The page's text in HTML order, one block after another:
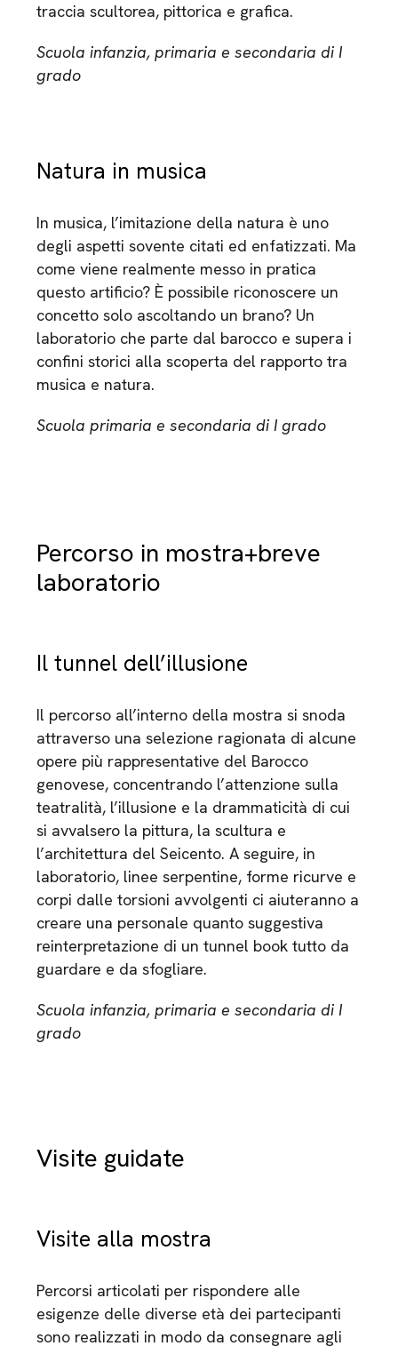
traccia scultorea, pittorica e grafica.
Scuola infanzia, primaria e secondaria di I
grado
Natura in musica
In musica, l’imitazione della natura è uno
degli aspetti sovente citati ed enfatizzati. Ma
come viene realmente messo in pratica
questo artificio? È possibile riconoscere un
concetto solo ascoltando un brano? Un
laboratorio che parte dal barocco e supera i
confini storici alla scoperta del rapporto tra
musica e natura.
Scuola primaria e secondaria di I grado
Percorso in mostra+breve
laboratorio
Il tunnel dell’illusione
Il percorso all’interno della mostra si snoda
attraverso una selezione ragionata di alcune
opere più rappresentative del Barocco
genovese, concentrando l’attenzione sulla
teatralità, l’illusione e la drammaticità di cui
si avvalsero la pittura, la scultura e
l’architettura del Seicento. A seguire, in
laboratorio, linee serpentine, forme ricurve e
corpi dalle torsioni avvolgenti ci aiuteranno a
creare una personale quanto suggestiva
reinterpretazione di un tunnel book tutto da
guardare e da sfogliare.
Scuola infanzia, primaria e secondaria di I
grado
Visite guidate
Visite alla mostra
Percorsi articolati per rispondere alle
esigenze delle diverse età dei partecipanti
sono realizzati in modo da consegnare agli